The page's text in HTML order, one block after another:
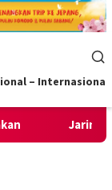
– Internasional
BP Batam